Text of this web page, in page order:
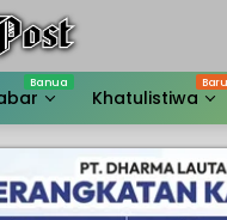
Khatulistiwa